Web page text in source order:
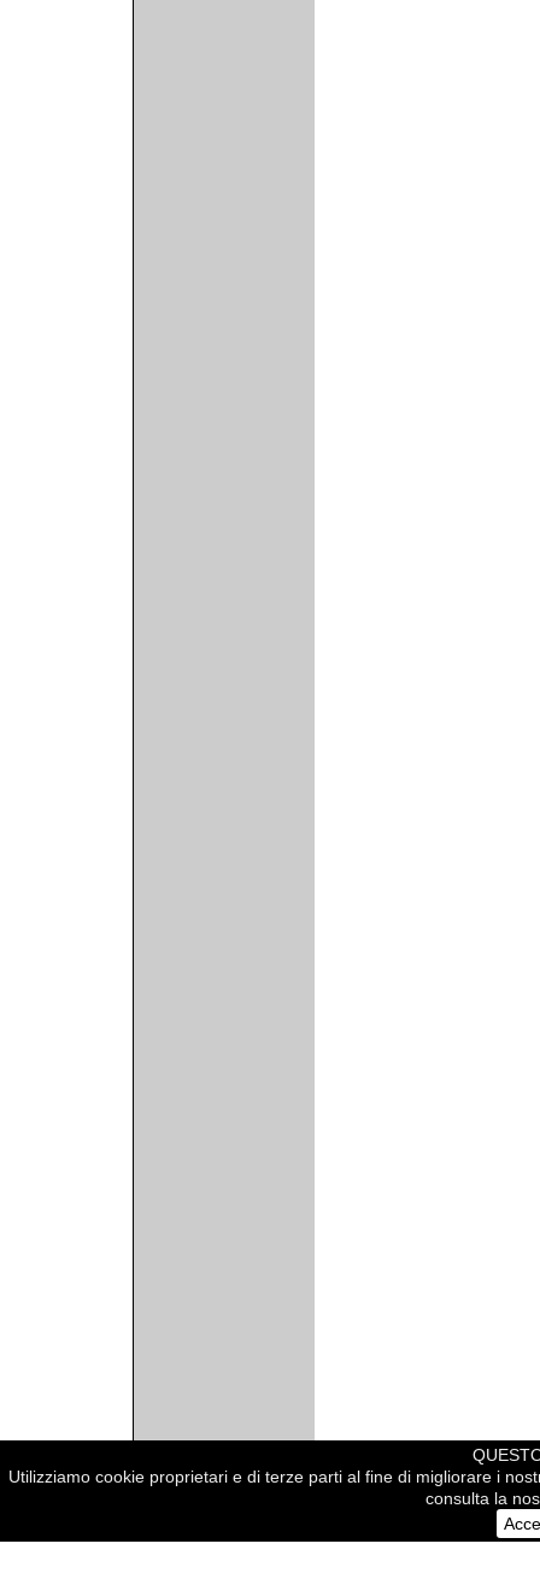
Utilizziamo cookie proprietari e di terze parti al fine di migliorare i
consulta la